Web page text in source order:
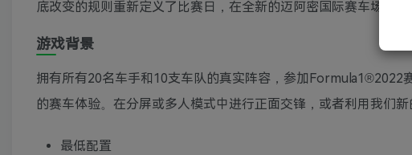
底改变的规则重新定义了比赛日，在全新的迈阿密国际赛车场测
游戏背景
拥有所有20名车手和10支车队的真实阵容，参加
的赛车体验。在分屏或多人模式中进行正面交锋，或者利用我们
最低配置